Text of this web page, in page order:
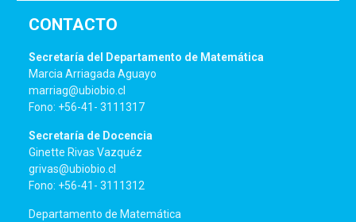
CONTACTO
Secretaría del Departamento de Matemática
Marcia Arriagada Aguayo
marriag@ubiobio.cl
Fono: +56-41- 3111317
Secretaría de Docencia
Ginette Rivas Vazquéz
grivas@ubiobio.cl
Fono: +56-41- 3111312
Departamento de Matemática